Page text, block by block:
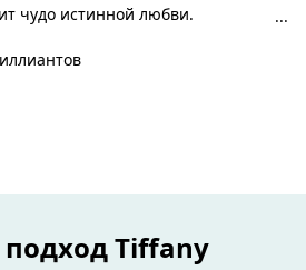
чудо истинной любви.
беззастенчивых искр, которые
– 0,42 карата
Tiffany